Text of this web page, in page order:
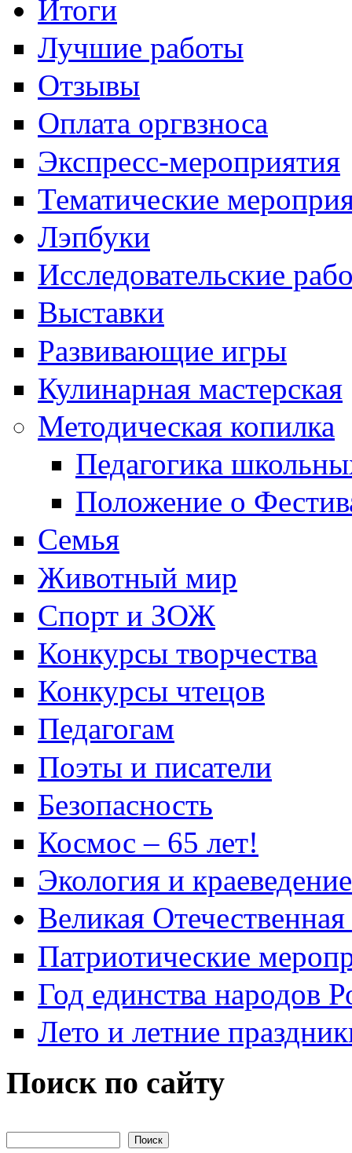
Итоги
Лучшие работы
Отзывы
Оплата оргвзноса
Экспресс-мероприятия
Тематические
Лэпбуки
Исследовательские
Выставки
Развивающие игры
Кулинарная мастерская
Методическая копилка
Педагогика
Положение о
Семья
Животный мир
Спорт и ЗОЖ
Конкурсы творчества
Конкурсы чтецов
Педагогам
Поэты и писатели
Безопасность
Космос – 65 лет!
Экология и краеведение
Великая
Патриотические
Год единства народов
Лето и летние
Поиск по сайту